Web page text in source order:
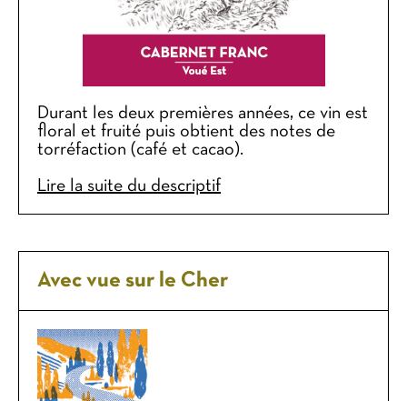
Durant les deux premières années, ce vin est
floral et fruité puis obtient des notes de
torréfaction (café et cacao).
Lire la suite du descriptif
Avec vue sur le Cher